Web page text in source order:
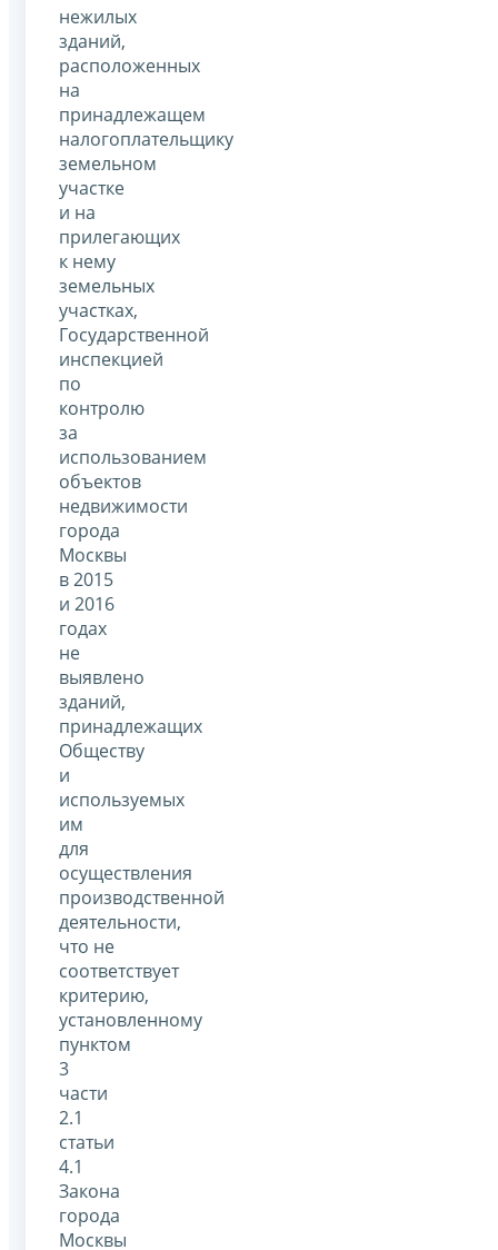
нежилых
зданий,
расположенных
на
принадлежащем
налогоплательщику
земельном
участке
и на
прилегающих
к нему
земельных
участках,
Государственной
инспекцией
по
контролю
за
использованием
объектов
недвижимости
города
Москвы
в 2015
и 2016
годах
не
выявлено
зданий,
принадлежащих
Обществу
и
используемых
им
для
осуществления
производственной
деятельности,
что не
соответствует
критерию,
установленному
пунктом
3
части
2.1
статьи
4.1
Закона
города
Москвы